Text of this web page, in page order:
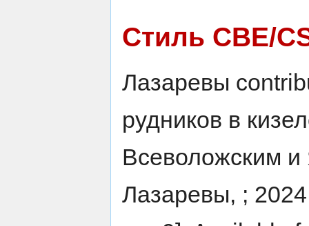
Стиль CBE/
Лазаревы
рудников в
Всеволожским
Лазаревы, ;